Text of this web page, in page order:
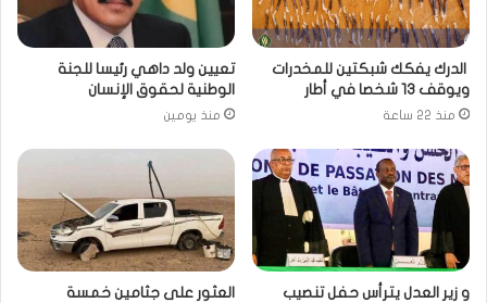
الدرك يفكك شبكتين للمخدرات
ويوقف 13 شخصا في أطار
منذ 22 ساعة
تعيين ولد داهي رئيسا للجنة
الوطنية لحقوق الإنسان
منذ يومين
و زير العدل يترأس حفل تنصيب
العثور على جثامين خمسة